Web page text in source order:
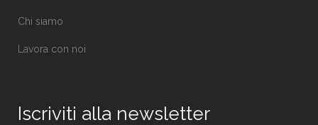
Chi siamo
Lavora con noi
Iscriviti alla newsletter